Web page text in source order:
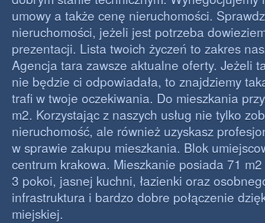
umowy a także cenę nieruchomości.
nieruchomości, jeżeli jest potrzeba
prezentacji. Lista twoich życzeń to zakres
Agencja tara zawsze aktualne oferty. Jeżeli
nie będzie ci odpowiadała, to znajdziemy
trafi w twoje oczekiwania. Do mieszkania
m2. Korzystając z naszych usług nie tylko
nieruchomość, ale również uzyskasz
w sprawie zakupu mieszkania. Blok
centrum krakowa. Mieszkanie posiada 71 m2
3 pokoi, jasnej kuchni, łazienki oraz
infrastruktura i bardzo dobre połączenie
miejskiej.